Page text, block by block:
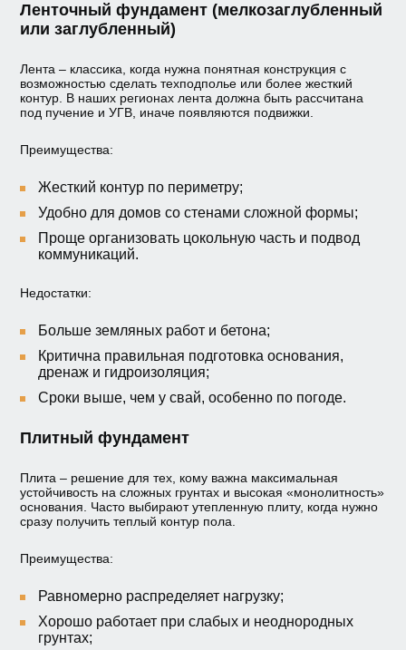
Ленточный фундамент (мелкозаглубленный
или заглубленный)
Лента – классика, когда нужна понятная конструкция с
возможностью сделать техподполье или более жесткий
контур. В наших регионах лента должна быть рассчитана
под пучение и УГВ, иначе появляются подвижки.
Преимущества:
Жесткий контур по периметру;
Удобно для домов со стенами сложной формы;
Проще организовать цокольную часть и подвод
коммуникаций.
Недостатки:
Больше земляных работ и бетона;
Критична правильная подготовка основания,
дренаж и гидроизоляция;
Сроки выше, чем у свай, особенно по погоде.
Плитный фундамент
Плита – решение для тех, кому важна максимальная
устойчивость на сложных грунтах и высокая «монолитность»
основания. Часто выбирают утепленную плиту, когда нужно
сразу получить теплый контур пола.
Преимущества:
Равномерно распределяет нагрузку;
Хорошо работает при слабых и неоднородных
грунтах;